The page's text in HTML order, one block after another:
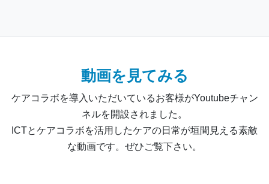
動画を見てみる
ケアコラボを導入いただいているお客様がYoutubeチャン
ネルを開設されました。
ICTとケアコラボを活用したケアの日常が垣間見える素敵
な動画です。ぜひご覧下さい。